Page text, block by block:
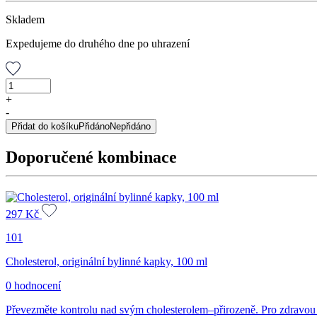
Skladem
Expedujeme do druhého dne po uhrazení
Rutinová
bomba,
čaj,
50
množství
+
-
Přidat do košíkuPřidánoNepřidáno
Doporučené kombinace
297 Kč
101
Cholesterol, originální bylinné kapky, 100 ml
0 hodnocení
Převezměte kontrolu nad svým cholesterolem–přirozeně. Pro